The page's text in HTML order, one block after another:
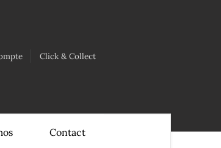
Click & Collect
Contact